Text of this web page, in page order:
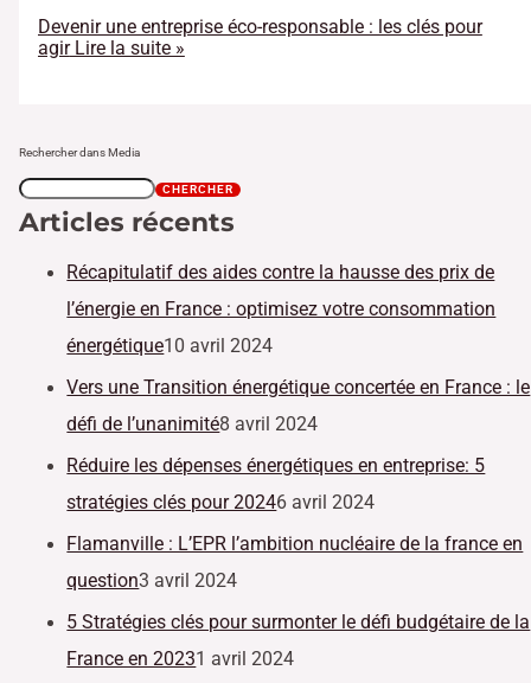
Rechercher dans Media
CHERCHER
Articles récents
Récapitulatif des aides contre la hausse des prix de
l’énergie en France : optimisez votre consommation
énergétique10 avril 2024
Vers une Transition énergétique concertée en France : le
défi de l’unanimité8 avril 2024
Réduire les dépenses énergétiques en entreprise: 5
stratégies clés pour 20246 avril 2024
Flamanville : L’EPR l’ambition nucléaire de la france en
question3 avril 2024
5 Stratégies clés pour surmonter le défi budgétaire de la
France en 20231 avril 2024
Devenir une entreprise éco-responsable : les clés pour
agirLire la suite »